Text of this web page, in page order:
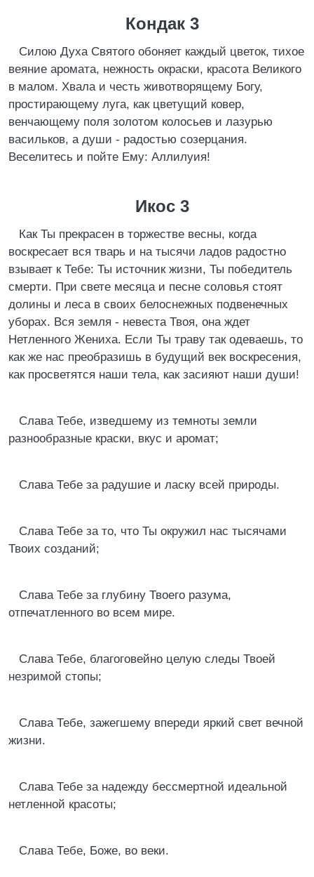
Кондак 3
Силою Духа Святого обоняет каждый цветок, тихое
веяние аромата, нежность окраски, красота Великого
в малом. Хвала и честь животворящему Богу,
простирающему луга, как цветущий ковер,
венчающему поля золотом колосьев и лазурью
васильков, а души - радостью созерцания.
Веселитесь и пойте Ему: Аллилуия!
Икос 3
Как Ты прекрасен в торжестве весны, когда
воскресает вся тварь и на тысячи ладов радостно
взывает к Тебе: Ты источник жизни, Ты победитель
смерти. При свете месяца и песне соловья стоят
долины и леса в своих белоснежных подвенечных
уборах. Вся земля - невеста Твоя, она ждет
Нетленного Жениха. Если Ты траву так одеваешь, то
как же нас преобразишь в будущий век воскресения,
как просветятся наши тела, как засияют наши души!
Слава Тебе, изведшему из темноты земли
разнообразные краски, вкус и аромат;
Слава Тебе за радушие и ласку всей природы.
Слава Тебе за то, что Ты окружил нас тысячами
Твоих созданий;
Слава Тебе за глубину Твоего разума,
отпечатленного во всем мире.
Слава Тебе, благоговейно целую следы Твоей
незримой стопы;
Слава Тебе, зажегшему впереди яркий свет вечной
жизни.
Слава Тебе за надежду бессмертной идеальной
нетленной красоты;
Слава Тебе, Боже, во веки.